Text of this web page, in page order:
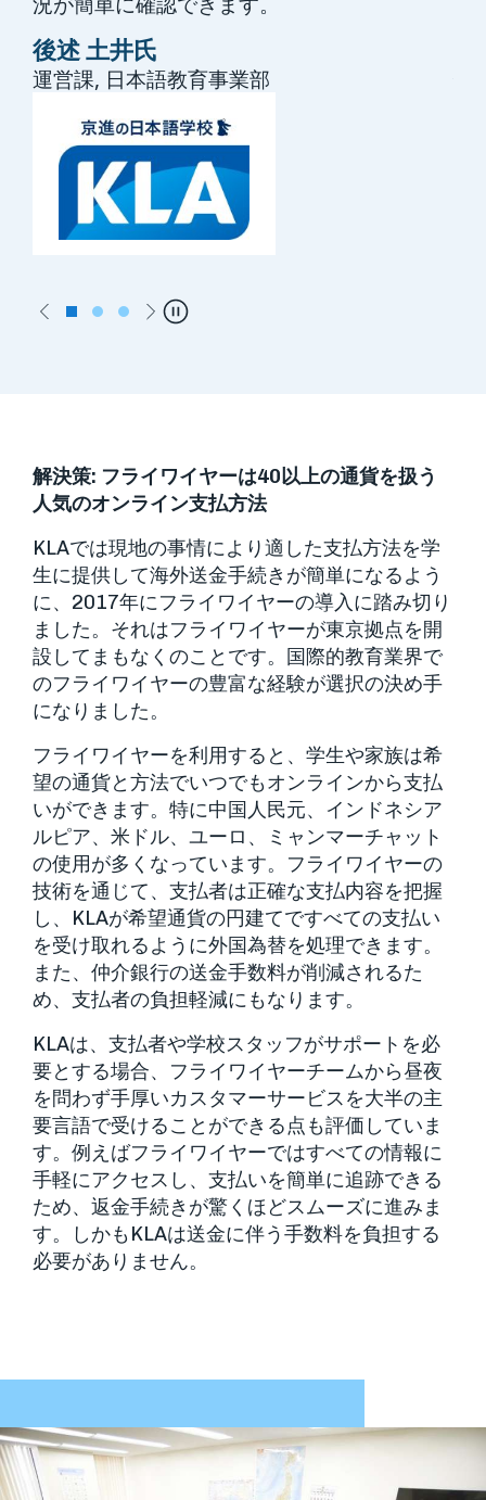
後述 土井氏
運営課, 日本語教育事業部
Previous NextPause
解決策: フライワイヤーは40以上の通貨を扱う
人気のオンライン支払方法
KLAでは現地の事情により適した支払方法を学
生に提供して海外送金手続きが簡単になるよう
に、2017年にフライワイヤーの導入に踏み切り
ました。それはフライワイヤーが東京拠点を開
設してまもなくのことです。国際的教育業界で
のフライワイヤーの豊富な経験が選択の決め手
になりました。
フライワイヤーを利用すると、学生や家族は希
望の通貨と方法でいつでもオンラインから支払
いができます。特に中国人民元、インドネシア
ルピア、米ドル、ユーロ、ミャンマーチャット
の使用が多くなっています。フライワイヤーの
技術を通じて、支払者は正確な支払内容を把握
し、KLAが希望通貨の円建てですべての支払い
を受け取れるように外国為替を処理できます。
また、仲介銀行の送金手数料が削減されるた
め、支払者の負担軽減にもなります。
KLAは、支払者や学校スタッフがサポートを必
要とする場合、フライワイヤーチームから昼夜
を問わず手厚いカスタマーサービスを大半の主
要言語で受けることができる点も評価していま
す。例えばフライワイヤーではすべての情報に
手軽にアクセスし、支払いを簡単に追跡できる
ため、返金手続きが驚くほどスムーズに進みま
す。しかもKLAは送金に伴う手数料を負担する
必要がありません。